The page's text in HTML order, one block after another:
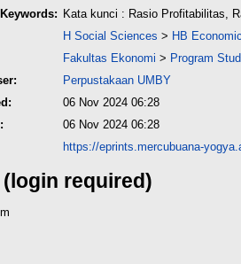
Kata kunci : Rasio Profitabilitas,
H Social Sciences > HB
Fakultas Ekonomi > Program
Perpustakaan UMBY
06 Nov 2024 06:28
06 Nov 2024 06:28
https://eprints.mercubuana-
required)